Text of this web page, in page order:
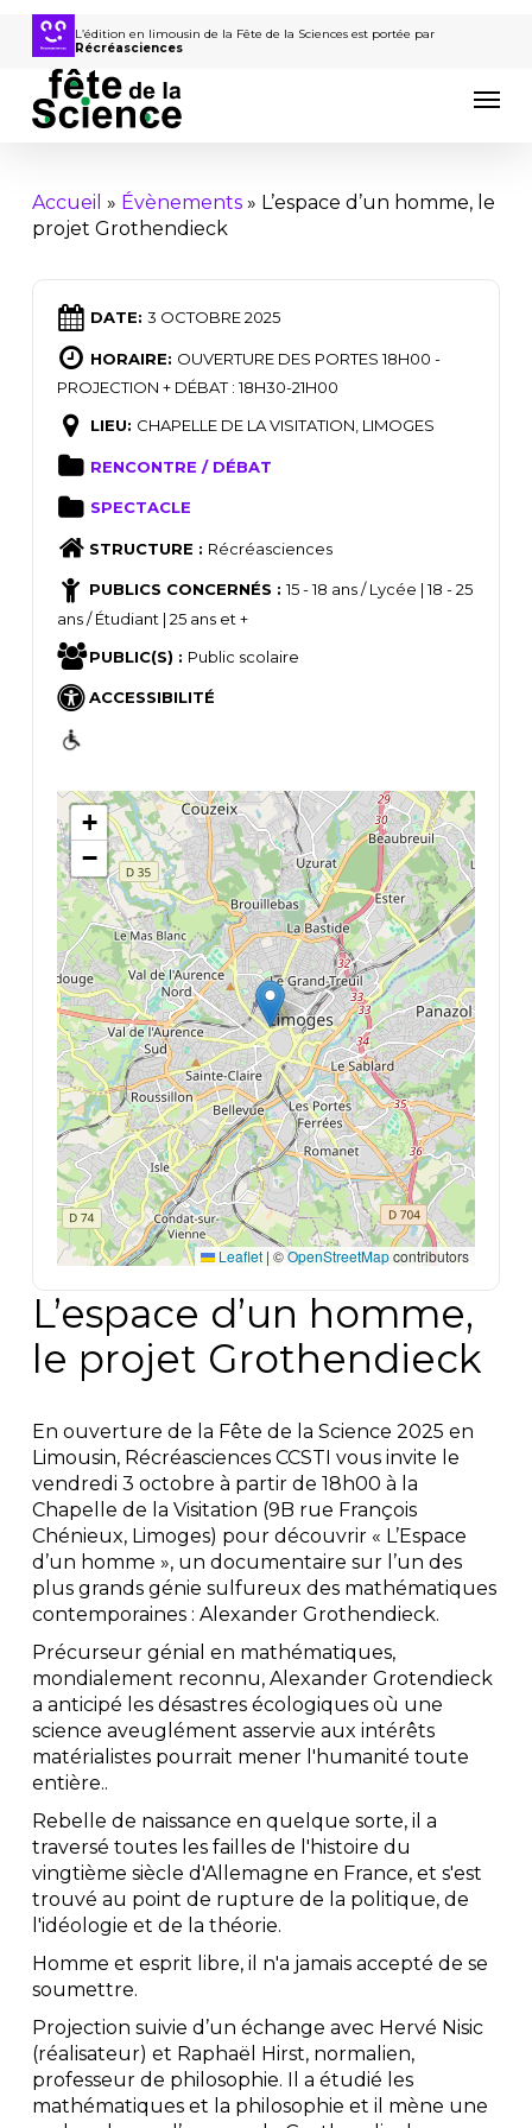
Passer
contenu
principal
L’édition en limousin de la Fête de la Sciences est portée par
Récréasciences
Accueil » Évènements» L’espace d’un homme, le
projet Grothendieck
DATE: 3 OCTOBRE 2025
HORAIRE: OUVERTURE DES PORTES 18H00 -
PROJECTION + DÉBAT : 18H30-21H00
LIEU: CHAPELLE DE LA VISITATION, LIMOGES
RENCONTRE / DÉBAT
SPECTACLE
STRUCTURE : Récréasciences
PUBLICS CONCERNÉS :15 - 18 ans / Lycée | 18 - 25
ans / Étudiant | 25 ans et +
PUBLIC(S) : Public scolaire
ACCESSIBILITÉ
+
−
Leaflet | ©OpenStreetMapcontributors
L’espace d’un homme,
le projet Grothendieck
En ouverture de la Fête de la Science 2025 en
Limousin, Récréasciences CCSTI vous invite le
vendredi 3 octobre à partir de 18h00 à la
Chapelle de la Visitation (9B rue François
Chénieux, Limoges) pour découvrir « L’Espace
d’un homme », un documentaire sur l’un des
plus grands génie sulfureux des mathématiques
contemporaines : Alexander Grothendieck.
Précurseur génial en mathématiques,
mondialement reconnu, Alexander Grotendieck
a anticipé les désastres écologiques où une
science aveuglément asservie aux intérêts
matérialistes pourrait mener l′humanité toute
entière..
Rebelle de naissance en quelque sorte, il a
traversé toutes les failles de l′histoire du
vingtième siècle d′Allemagne en France, et s′est
trouvé au point de rupture de la politique, de
l′idéologie et de la théorie.
Homme et esprit libre, il n′a jamais accepté de se
soumettre.
Projection suivie d’un échange avec Hervé Nisic
(réalisateur) et Raphaël Hirst, normalien,
professeur de philosophie. Il a étudié les
mathématiques et la philosophie et il mène une